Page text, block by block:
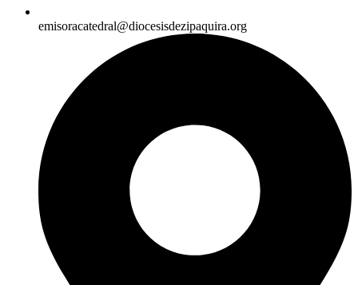
emisoracatedral@diocesisdezipaquira.org